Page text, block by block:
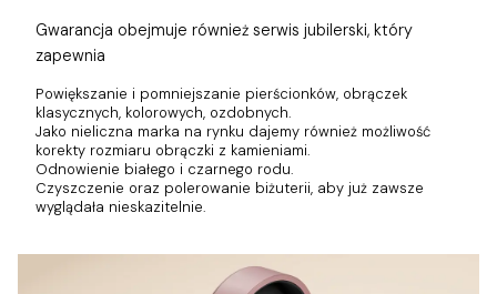
Gwarancja obejmuje również serwis jubilerski, który
zapewnia
Powiększanie i pomniejszanie pierścionków, obrączek
klasycznych, kolorowych, ozdobnych.
Jako nieliczna marka na rynku dajemy również możliwość
korekty rozmiaru obrączki z kamieniami.
Odnowienie białego i czarnego rodu.
Czyszczenie oraz polerowanie biżuterii, aby już zawsze
wyglądała nieskazitelnie.